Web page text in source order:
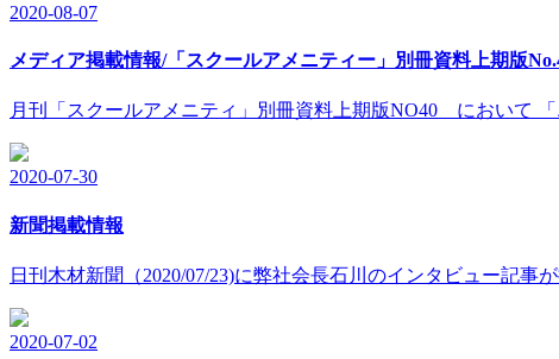
2020-08-07
メディア掲載情報/「スクールアメニティー」別冊資料上期版
月刊「スクールアメニティ」別冊資料上期版NO40 において
2020-07-30
新聞掲載情報
日刊木材新聞（2020/07/23)に弊社会長石川のインタビュー記
2020-07-02